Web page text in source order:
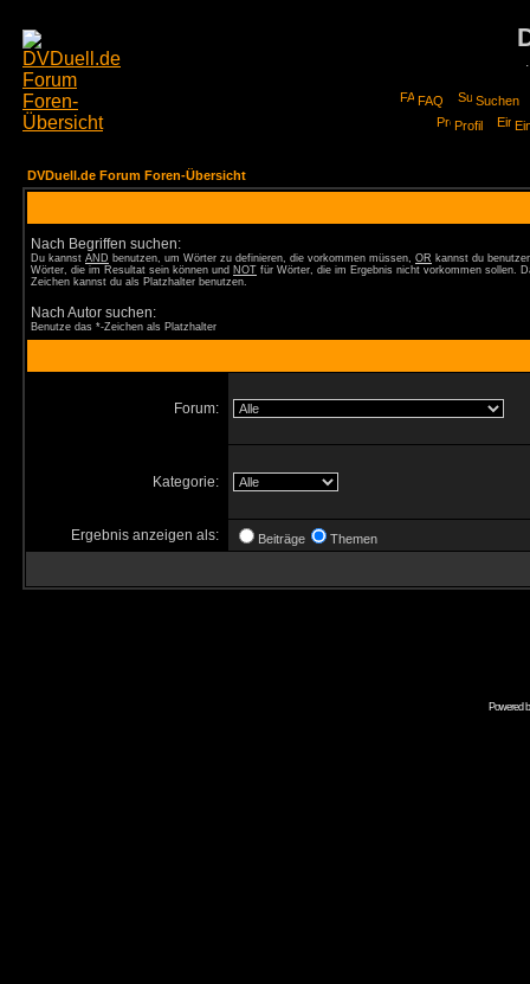
FAQ
Suchen
Profil
DVDuell.de Forum Foren-Übersicht
Nach Begriffen suchen:
Du kannst AND benutzen, um Wörter zu definieren, die vorkommen müssen, OR kannst du
Wörter, die im Resultat sein können und NOT für Wörter, die im Ergebnis nicht vorkommen sollen.
Zeichen kannst du als Platzhalter benutzen.
Nach Autor suchen:
Benutze das *-Zeichen als Platzhalter
Forum:
Kategorie:
Ergebnis anzeigen als: Beiträge Themen
Powered